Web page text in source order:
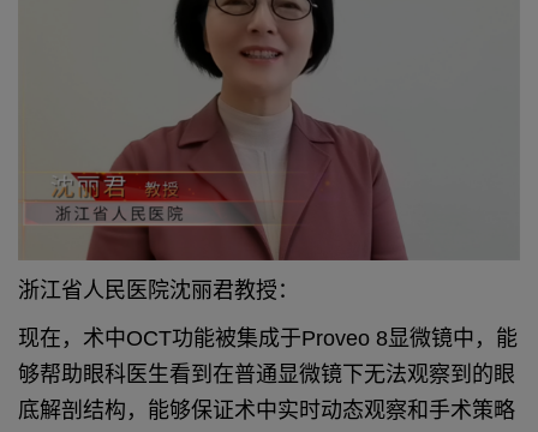
浙江省人民医院沈丽君教授：
现在，术中OCT功能被集成于Proveo 8显微镜中，能
够帮助眼科医生看到在普通显微镜下无法观察到的眼
底解剖结构，能够保证术中实时动态观察和手术策略